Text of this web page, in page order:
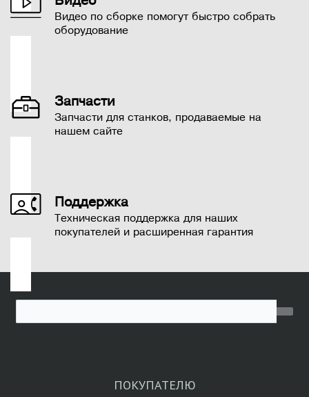
применяются для мелкосерийного производства, тогда как
крупные агрегаты способны обрабатывать большие и
сложные заготовки.
Видео по сборке помогут быстро собрать
оборудование
Запчасти
Запчасти для станков, продаваемые на
нашем сайте
Поддержка
Техническая поддержка для наших
покупателей и расширенная гарантия
ПОКУПАТЕЛЮ